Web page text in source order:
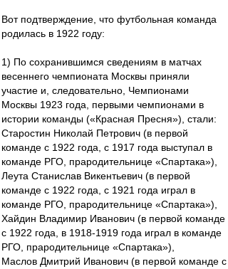
Вот подтверждение, что футбольная команда
родилась в 1922 году:
1) По сохранившимся сведениям в матчах
весеннего чемпионата Москвы приняли
участие и, следовательно, Чемпионами
Москвы 1923 года, первыми чемпионами в
истории команды («Красная Пресня»), стали:
Старостин Николай Петрович (в первой
команде с 1922 года, с 1917 года выступал в
команде РГО, прародительнице «Спартака»),
Леута Станислав Викентьевич (в первой
команде с 1922 года, с 1921 года играл в
команде РГО, прародительнице «Спартака»),
Хайдин Владимир Иванович (в первой команде
с 1922 года, в 1918-1919 года играл в команде
РГО, прародительнице «Спартака»),
Маслов Дмитрий Иванович (в первой команде с